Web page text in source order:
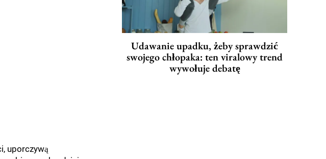
uporczywą
Udawanie upadku, żeby sprawdzić
swojego chłopaka: ten viralowy trend
wywołuje debatę